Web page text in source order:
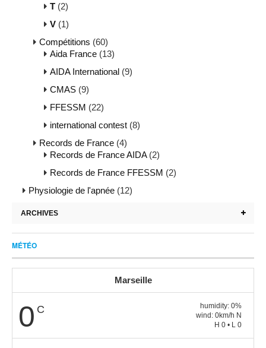
T (2)
V (1)
Compétitions (60)
Aida France (13)
AIDA International (9)
CMAS (9)
FFESSM (22)
international contest (8)
Records de France (4)
Records de France AIDA(2)
Records de France FFESSM (2)
Physiologie de l'apnée (12)
ARCHIVES
MÉTÉO
Marseille
0 C
humidity: 0%
wind: 0km/h N
H 0 • L 0